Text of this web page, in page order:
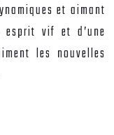
et aimant
esprit vif et d’une
les nouvelles